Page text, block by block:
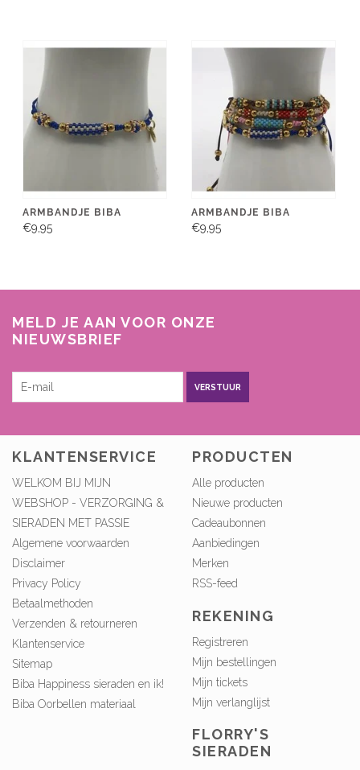
ARMBANDJE BIBA
€9,95
ARMBANDJE BIBA
€9,95
MELD JE AAN VOOR ONZE
NIEUWSBRIEF
VERSTUUR
KLANTENSERVICE
WELKOM BIJ MIJN
WEBSHOP - VERZORGING &
SIERADEN MET PASSIE
Algemene voorwaarden
Disclaimer
Privacy Policy
Betaalmethoden
Verzenden & retourneren
Klantenservice
Sitemap
Biba Happiness sieraden en ik!
Biba Oorbellen materiaal
PRODUCTEN
Alle producten
Nieuwe producten
Cadeaubonnen
Aanbiedingen
Merken
RSS-feed
REKENING
Registreren
Mijn bestellingen
Mijn tickets
Mijn verlanglijst
FLORRY'S
SIERADEN